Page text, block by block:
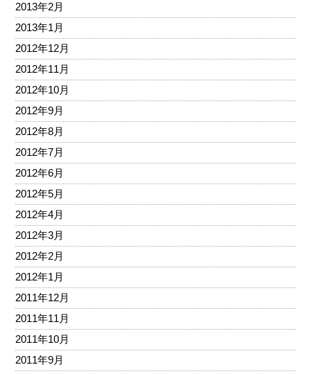
2013年2月
2013年1月
2012年12月
2012年11月
2012年10月
2012年9月
2012年8月
2012年7月
2012年6月
2012年5月
2012年4月
2012年3月
2012年2月
2012年1月
2011年12月
2011年11月
2011年10月
2011年9月